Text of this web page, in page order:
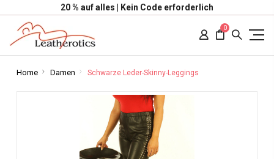
20 % auf alles | Kein Code erforderlich
0
Home Damen Schwarze Leder-Skinny-Leggings